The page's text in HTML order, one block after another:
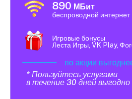
890 МБит
беспроводной интернет
Игровые бонусы
Леста Игры, VK Play,
по акции
* Пользуйтесь услугами
в течение 30 дней выгодно